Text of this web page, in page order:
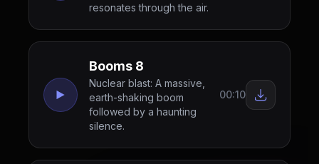
resonates through the air.
Booms 8
Nuclear blast: A massive,
earth-shaking boom
followed by a haunting
silence.
00:10